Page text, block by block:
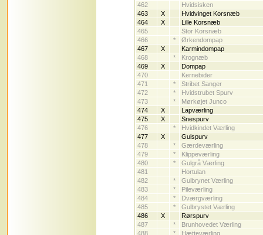
462
Hvidsisken
463
X
Hvidvinget Korsnæb
464
X
Lille Korsnæb
465
Stor Korsnæb
466
*
Ørkendompap
467
X
Karmindompap
468
*
Krognæb
469
X
Dompap
470
Kernebider
471
*
Stribet Sanger
472
*
Hvidstrubet Spurv
473
*
Mørkøjet Junco
474
X
Lapværling
475
X
Snespurv
476
*
Hvidkindet Værling
477
X
Gulspurv
478
*
Gærdeværling
479
*
Klippeværling
480
*
Gulgrå Værling
481
Hortulan
482
*
Gulbrynet Værling
483
*
Pileværling
484
*
Dværgværling
485
*
Gulbrystet Værling
486
X
Rørspurv
487
*
Brunhovedet Værling
488
*
Hætteværling